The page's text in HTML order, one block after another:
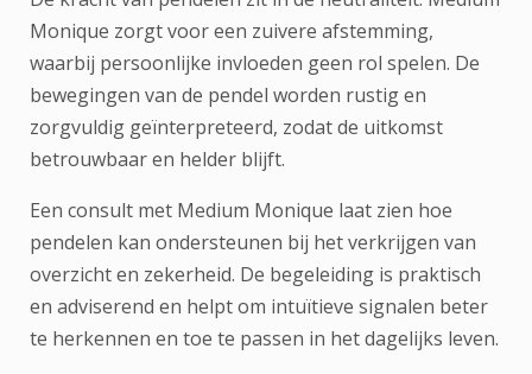
Monique zorgt voor een zuivere afstemming,
waarbij persoonlijke invloeden geen rol spelen. De
bewegingen van de pendel worden rustig en
zorgvuldig geïnterpreteerd, zodat de uitkomst
betrouwbaar en helder blijft.
Een consult met Medium Monique laat zien hoe
pendelen kan ondersteunen bij het verkrijgen van
overzicht en zekerheid. De begeleiding is praktisch
en adviserend en helpt om intuïtieve signalen beter
te herkennen en toe te passen in het dagelijks leven.